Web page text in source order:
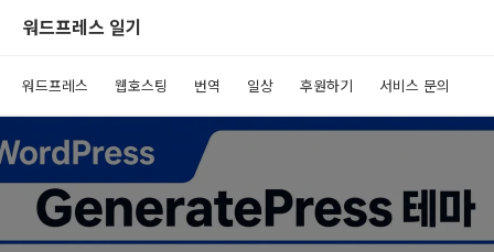
워드프레스 일기
워드프레스 웹호스팅 번역 일상 후원하기 서비스 문의